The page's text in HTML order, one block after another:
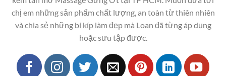
chị em những sản phẩm chất lượng, an toàn từ thiên nhiên
và chia sẻ những bí kíp làm đẹp mà Loan đã từng áp dụng
hoặc sưu tập được.